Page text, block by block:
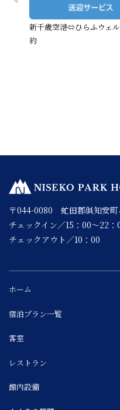
新千歳空港⇔ひらふウェ
約
〒044-0080 虻田郡俱知安町
チェックイン／15：00～22：
チェックアウト／10：00
ホーム
宿泊プラン一覧
客室
レストラン
館内設備